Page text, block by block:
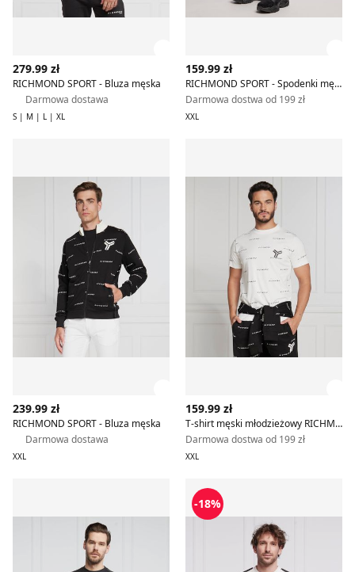
279.99 zł
RICHMOND SPORT - Bluza męska
Darmowa dostawa
S | M | L | XL
159.99 zł
RICHMOND SPORT - Spodenki męskie na lato
Darmowa dostwa od 199 zł
XXL
239.99 zł
RICHMOND SPORT - Bluza męska
Darmowa dostawa
XXL
159.99 zł
T-shirt męski młodzieżowy RICHMOND SPORT
Darmowa dostwa od 199 zł
XXL
T-shirt męski casual RICHMOND SPORTRICHMOND SPORT - T-shirt
-18%